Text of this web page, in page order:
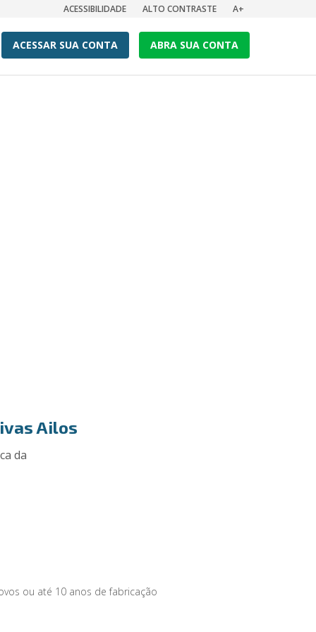
ACESSIBILIDADE ALTO CONTRASTE A+
ACESSAR SUA CONTA ABRA SUA CONTA
Ailos
da
ou até 10 anos de fabricação